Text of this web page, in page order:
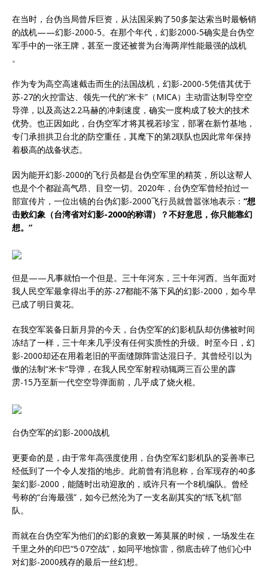
在当时，台伪当局曾斥巨资，从法国采购了50多架达索当时最畅销
的战机——幻影-2000-5。在那个年代，幻影2000-5确实是台伪空
军手中的一张王牌，甚至一度还被誉为台海两岸性能最强的战机
。
作为专为高空高速截击而生的法国战机，幻影-2000-5凭借其优于
苏-27的火控雷达、领先一代的“米卡”（MICA）主动雷达制导空空
导弹，以及高达2.2马赫的冲刺速度，确实一度构成了较大的技术
优势。也正因如此，台伪空军才将其视若珍宝，部署在新竹基地，
专门承担拱卫台北的防空重任，其麾下的第2联队也因此常年保持
着极高的战备状态。
因为能开幻影-2000的飞行员都是台伪空军里的精英，所以这帮人
也是个个都趾高气昂、目空一切。2020年，台伪空军曾经拍过一
部宣传片，一位出镜的台伪幻影-2000飞行员就曾嚣张地表示： “想
击败幻象（台湾省对幻影-2000的称谓）？不好意思，你只能靠幻
想。”
但是——凡事就怕一个但是。三十年河东，三十年河西。当年面对
我人民空军最拿得出手的苏-27都能不落下风的幻影-2000，如今早
已成了明日黄花。
在我空军装备日新月异的今天，台伪空军的幻影机队却仿佛被时间
冻结了一样，三十年来几乎没有任何实质性的升级。时至今日，幻
影-2000却还在用着老旧的平面缝隙阵雷达混日子。其曾经引以为
傲的法制“米卡”导弹，在我人民空军射程动辄两三百公里的霹
雳-15乃至新一代空空导弹面前，几乎成了烧火棍。
台伪空军的幻影-2000战机
更要命的是，由于常年高强度使用，台伪空军幻影机队的妥善率已
经低到了一个令人发指的地步。此前曾有消息称，台军现存的40多
架幻影-2000，能随时出动迎敌的，或许只有一个8机编队。曾经
号称的“台海最强”，如今已然沦为了一支名副其实的“纸飞机”部
队。
而就在台伪空军为他们的幻影的衰败一筹莫展的时候，一场发生在
千里之外的印巴“5·07空战”，如同平地惊雷，彻底击碎了他们心中
对幻影-2000残存的最后一丝幻想。